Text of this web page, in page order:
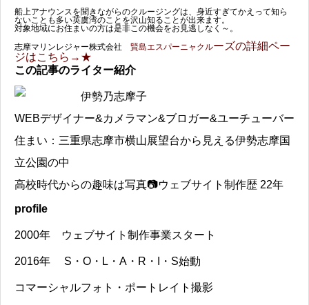
船上アナウンスを聞きながらのクルージングは、身近すぎてかえって知ら
ないことも多い英虞湾のことを沢山知ることが出来ます。
対象地域にお住まいの方は是非この機会をお見逃しなく～。
志摩マリンレジャー株式会社 賢島エスパーニャクルーズの詳細ペー
ジはこちら→★
この記事のライター紹介
伊勢乃志摩子
WEBデザイナー&カメラマン&ブロガー&ユーチューバー
住まい：三重県志摩市横山展望台から見える伊勢志摩国
立公園の中
高校時代からの趣味は写真📷ウェブサイト制作歴 22年
profile
2000年 ウェブサイト制作事業スタート
2016年 S・O・L・A・R・I・S始動
コマーシャルフォト・ポートレイト撮影